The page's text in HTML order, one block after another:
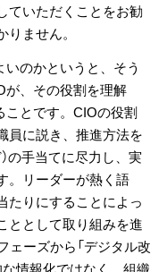
ていただくことをお勧
ません。
のかというと、そう
が、その役割を理解
ことです。CIOの役割
員に説き、推進方法を
の手当てに尽力し、実
。リーダーが熱く語
たりにすることによっ
ととして取り組みを進
ェーズから「デジタル改